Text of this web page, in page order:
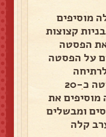
מוסיפים
קצוצות
את הפסטה
על הפסטה
ומבשלים עד לריכוך הפסטה כ-20
את
ומבשלים
ערב קלה